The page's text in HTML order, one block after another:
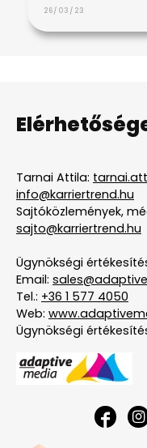
26/03/23
Tarnai Attila:
info@karriertrend.hu
Sajtóközlemények,
sajto@karriertrend.hu
Ügynökségi
Email:
Tel.: +36 1 577 4050
Web:
Ügynökségi